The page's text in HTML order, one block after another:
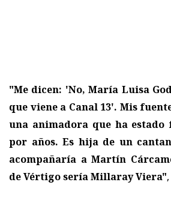
"Me dicen: 'No, María Luisa
que viene a Canal 13'. Mis
una animadora que ha
por años. Es hija de un
acompañaría a Martín
de Vértigo sería Millaray Viera"